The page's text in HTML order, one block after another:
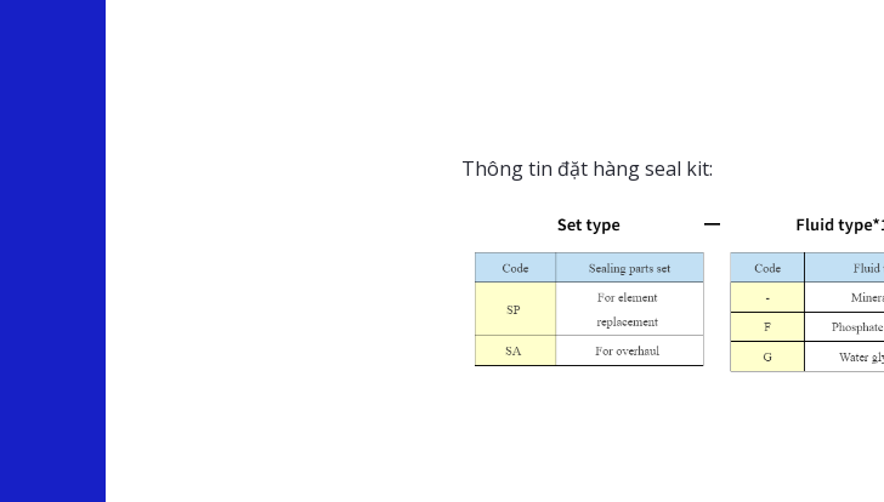
Thông tin đặt hàng seal kit: